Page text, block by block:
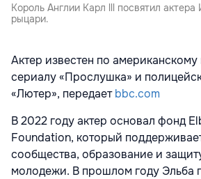
Король Англии Карл lll посвятил
рыцари.
Актер известен по
сериалу «Прослушка» и
«Лютер», передаетbbc.com
В 2022 году актер основал фонд
Foundation, который
сообщества, образование и
молодежи. В прошлом году Эльба